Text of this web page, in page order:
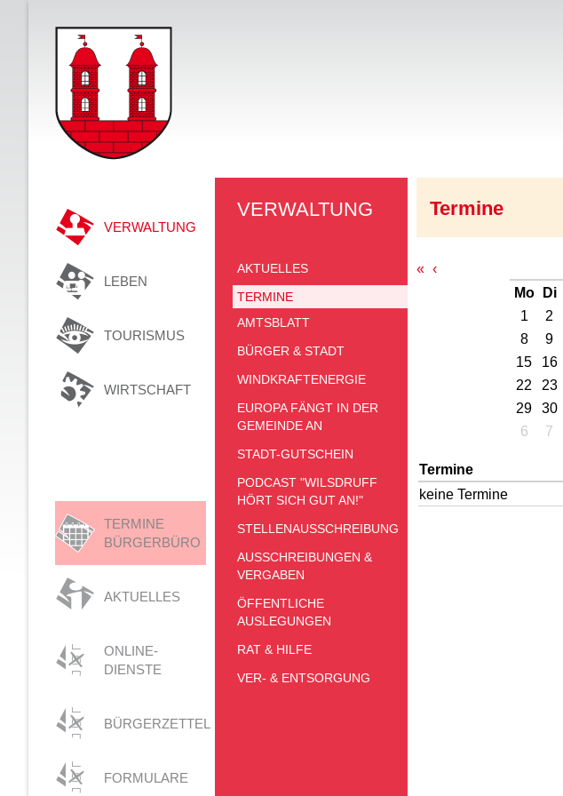
VERWALTUNG
LEBEN
TOURISMUS
WIRTSCHAFT
TERMINE
BÜRGERBÜRO
AKTUELLES
ONLINE-
DIENSTE
BÜRGERZETTEL
FORMULARE
VERWALTUNG
AKTUELLES
TERMINE
AMTSBLATT
BÜRGER & STADT
WINDKRAFTENERGIE
EUROPA FÄNGT IN DER
GEMEINDE AN
STADT-GUTSCHEIN
PODCAST "WILSDRUFF
HÖRT SICH GUT AN!"
STELLENAUSSCHREIBUNG
AUSSCHREIBUNGEN &
VERGABEN
ÖFFENTLICHE
AUSLEGUNGEN
RAT & HILFE
VER- & ENTSORGUNG
Termine
« ‹
Mo
Di
1
2
8
9
15
16
22
23
29
30
6
7
Termine
keine Termine